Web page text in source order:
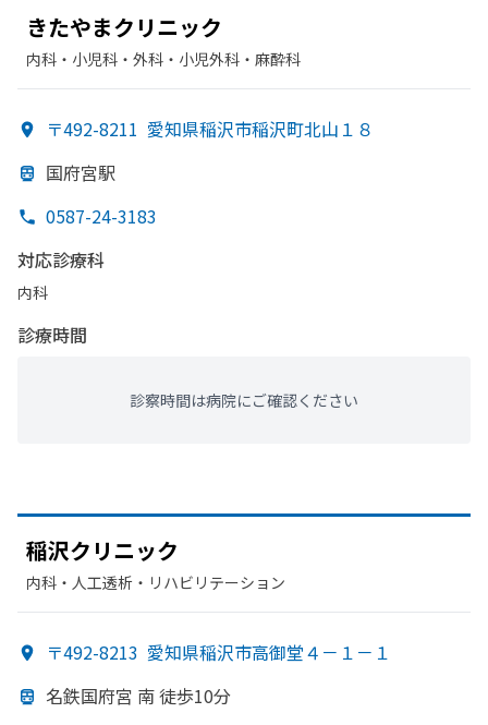
きたやまクリニック
内科・​小児科・​外科・​小児外科・​麻酔科
〒492-8211 愛知県稲沢市稲沢町北山１８
国府宮駅
0587-24-3183
対応診療科
内科
診療時間
診察時間は病院にご確認ください
稲沢クリニック
内科・​人工透析・​リハビリテーション
〒492-8213 愛知県稲沢市高御堂４－１－１
名鉄国府宮 南 徒歩10分